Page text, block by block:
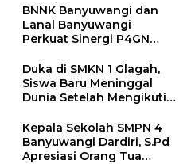
dan Keselamatan
Masyarakat
BNNK Banyuwangi dan
Lanal Banyuwangi
Perkuat Sinergi P4GN
Duka di SMKN 1 Glagah,
Siswa Baru Meninggal
Dunia Setelah Mengikuti
Kepala Sekolah SMPN 4
Banyuwangi Dardiri, S.Pd
Apresiasi Orang Tua